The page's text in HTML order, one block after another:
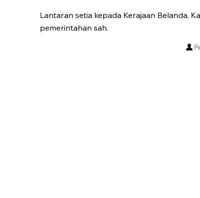
Lantaran setia kepada Kerajaan Belanda,
pemerintahan sah.